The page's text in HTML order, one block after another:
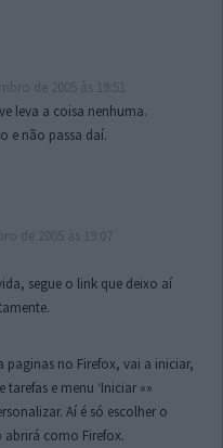
leva a coisa nenhuma.
e não passa daí.
segue o link que deixo aí
paginas no Firefox, vai a iniciar,
e menu ‘Iniciar »»
Aí é só escolher o
abrirá como Firefox.